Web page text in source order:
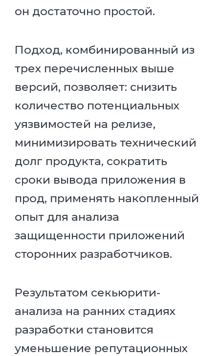
он достаточно простой.
Подход, комбинированный из
трех перечисленных выше
версий, позволяет: снизить
количество потенциальных
уязвимостей на релизе,
минимизировать технический
долг продукта, сократить
сроки вывода приложения в
прод, применять накопленный
опыт для анализа
защищенности приложений
сторонних разработчиков.
Результатом секьюрити-
анализа на ранних стадиях
разработки становится
уменьшение репутационных